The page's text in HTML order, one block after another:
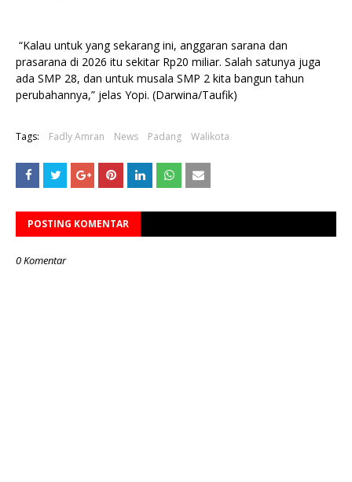
“Kalau untuk yang sekarang ini, anggaran sarana dan
prasarana di 2026 itu sekitar Rp20 miliar. Salah satunya juga
ada SMP 28, dan untuk musala SMP 2 kita bangun tahun
perubahannya,” jelas Yopi. (Darwina/Taufik)
Tags: Fadly Amran News Padang Walikota
POSTING KOMENTAR
0 Komentar